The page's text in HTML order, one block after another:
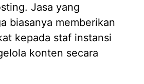
Jasa yang
biasanya memberikan
kepada staf instansi
konten secara